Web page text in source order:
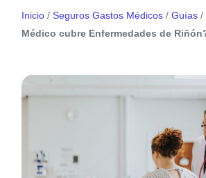
Inicio / Seguros Gastos Médicos / Guías /
Médico cubre Enfermedades de